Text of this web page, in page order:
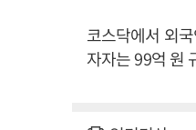
코스닥에서 외
자자는 99억 원